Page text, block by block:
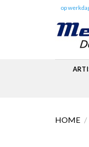
op
HOME /